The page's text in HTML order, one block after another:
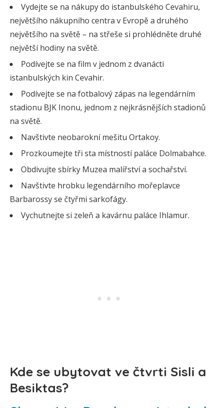
Vydejte se na nákupy do istanbulského Cevahiru,
největšího nákupního centra v Evropě a druhého
největšího na světě – na střeše si prohlédněte druhé
největší hodiny na světě.
Podívejte se na film v jednom z dvanácti
istanbulských kin Cevahir.
Podívejte se na fotbalový zápas na legendárním
stadionu BJK Inonu, jednom z nejkrásnějších stadionů
na světě.
Navštivte neobarokní mešitu Ortakoy.
Prozkoumejte tři sta místností paláce Dolmabahce.
Obdivujte sbírky Muzea malířství a sochařství.
Navštivte hrobku legendárního mořeplavce
Barbarossy se čtyřmi sarkofágy.
Vychutnejte si zeleň a kavárnu paláce Ihlamur.
Kde se ubytovat ve čtvrti Sisli a
Besiktas?